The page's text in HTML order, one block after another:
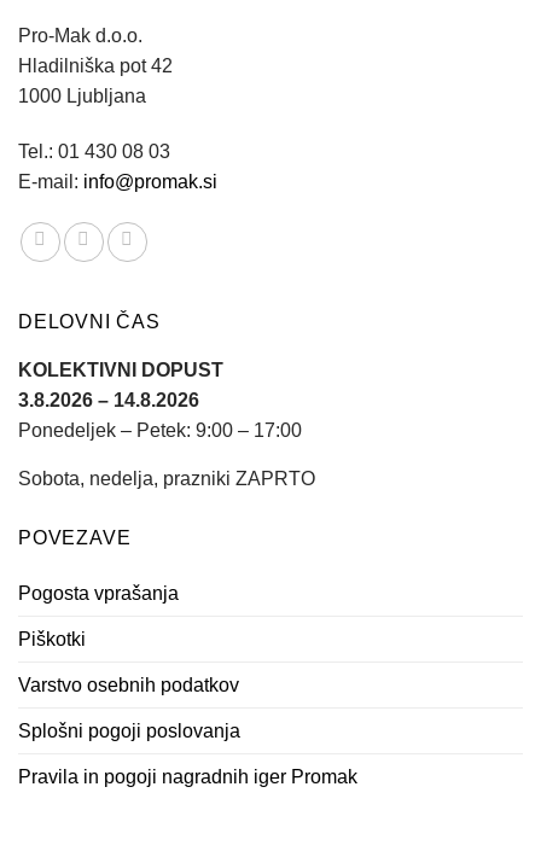
Pro-Mak d.o.o.
Hladilniška pot 42
1000 Ljubljana
Tel.: 01 430 08 03
E-mail: info@promak.si
DELOVNI ČAS
KOLEKTIVNI DOPUST
3.8.2026 – 14.8.2026
Ponedeljek – Petek: 9:00 – 17:00
Sobota, nedelja, prazniki ZAPRTO
POVEZAVE
Pogosta vprašanja
Piškotki
Varstvo osebnih podatkov
Splošni pogoji poslovanja
Pravila in pogoji nagradnih iger Promak